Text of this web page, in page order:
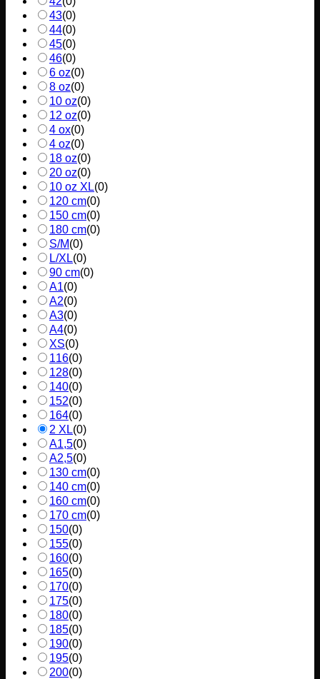
43(0)
44(0)
45(0)
46(0)
6 oz(0)
8 oz(0)
10 oz(0)
12 oz(0)
4 ox(0)
4 oz(0)
18 oz(0)
20 oz(0)
10 oz XL(0)
120 cm(0)
150 cm(0)
180 cm(0)
S/M(0)
L/XL(0)
90 cm(0)
A1(0)
A2(0)
A3(0)
A4(0)
XS(0)
116(0)
128(0)
140(0)
152(0)
164(0)
2 XL(0)
A1,5(0)
A2,5(0)
130 cm(0)
140 cm(0)
160 cm(0)
170 cm(0)
150(0)
155(0)
160(0)
165(0)
170(0)
175(0)
180(0)
185(0)
190(0)
195(0)
200(0)